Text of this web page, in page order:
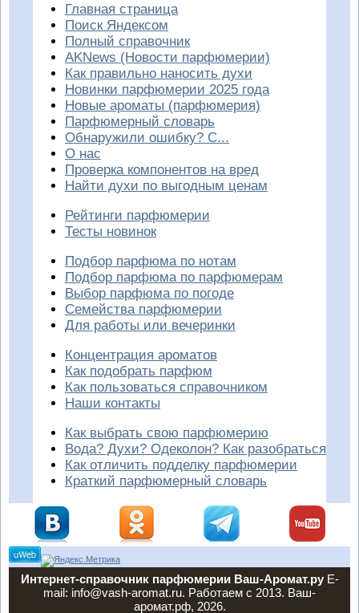
Главная страница
Поиск Яндексом
Полный справочник
AKNews (Новости парфюмерии)
Как правильно наносить духи
Новинки парфюмерии 2025 года
Новые ароматы (парфюмерия)
Парфюмерный словарь
Обнаружили ошибку? С...
О нас
Проверка компонентов на вред
Найти духи по выгодным ценам
Рейтинги парфюмерии
Тесты новинок
Подбор парфюма по нотам
Подбор парфюма по парфюмерам
Выбор парфюма по погоде
Семейства парфюмерии
Для работы или вечеринки
Концентрация ароматов
Как подобрать парфюм
Как пользоваться справочником
Наши контакты
Как выбрать свою парфюмерию
Вода? Духи? Одеколон? Как разобраться
Как отличить подделку парфюмерии
Краткий парфюмерный словарь
Интернет-справочник парфюмерии Ваш-Аромат.руE-
mail: info@vash-aromat.ru. Работаем с 2013. Ваш-
аромат.рф, 2026.